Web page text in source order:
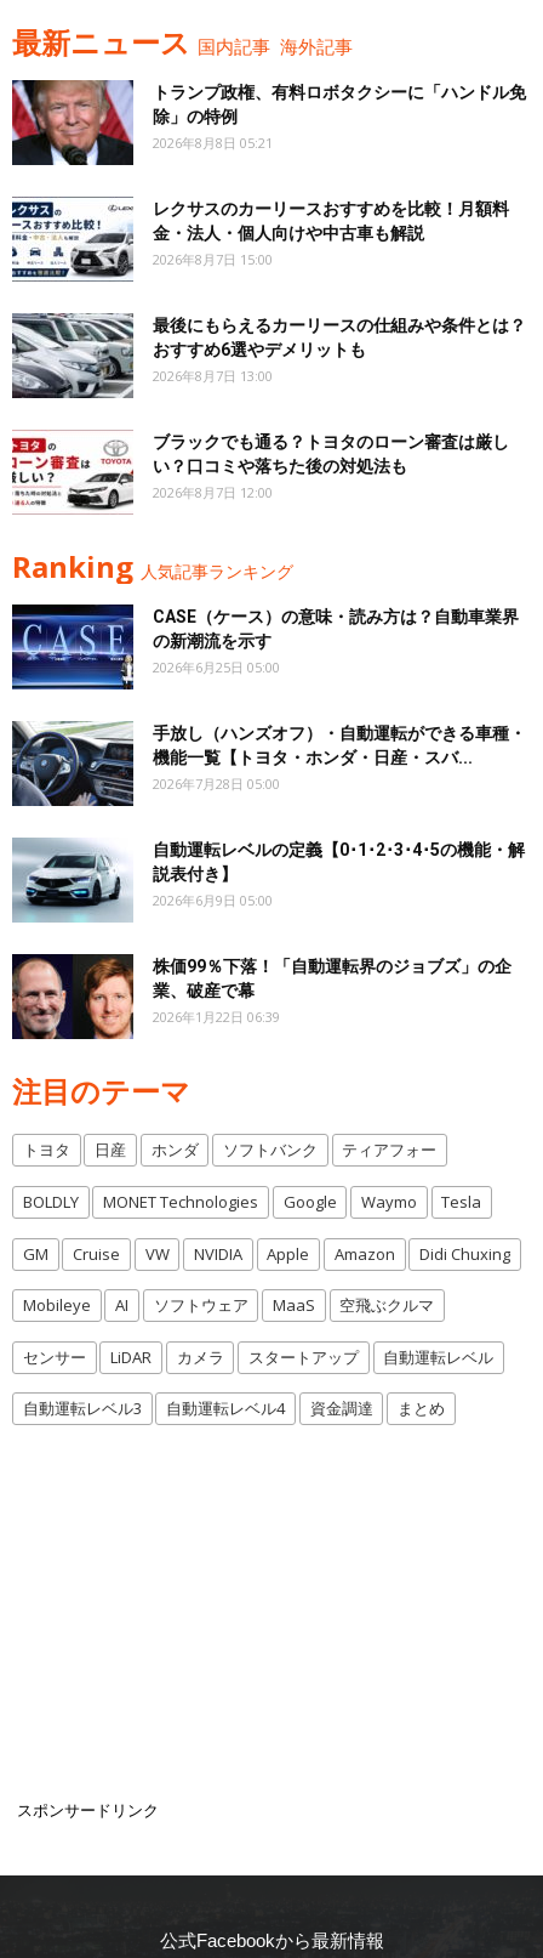
最新ニュース 国内記事 海外記事
トランプ政権、有料ロボタクシーに「ハンドル免
除」の特例
2026年8月8日 05:21
レクサスのカーリースおすすめを比較！月額料
金・法人・個人向けや中古車も解説
2026年8月7日 15:00
最後にもらえるカーリースの仕組みや条件とは？
おすすめ6選やデメリットも
2026年8月7日 13:00
ブラックでも通る？トヨタのローン審査は厳し
い？口コミや落ちた後の対処法も
2026年8月7日 12:00
Ranking 人気記事ランキング
CASE（ケース）の意味・読み方は？自動車業界
の新潮流を示す
2026年6月25日 05:00
手放し（ハンズオフ）・自動運転ができる車種・
機能一覧【トヨタ・ホンダ・日産・スバ...
2026年7月28日 05:00
自動運転レベルの定義【0･1･2･3･4･5の機能・解
説表付き】
2026年6月9日 05:00
株価99％下落！「自動運転界のジョブズ」の企
業、破産で幕
2026年1月22日 06:39
注目のテーマ
トヨタ 日産 ホンダ ソフトバンク ティアフォー
BOLDLY MONET Technologies Google Waymo Tesla
GM Cruise VW NVIDIA Apple Amazon Didi Chuxing
Mobileye AI ソフトウェア MaaS 空飛ぶクルマ
センサー LiDAR カメラ スタートアップ 自動運転レベル
自動運転レベル3 自動運転レベル4 資金調達 まとめ
スポンサードリンク
公式Facebookから最新情報